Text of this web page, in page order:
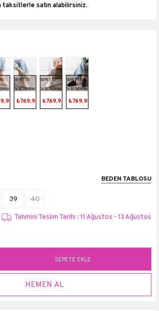
taksitlerle
SEPETTE
%30 İNDİRİM
₺769,93
SEPETTE
%30 İNDİRİM
₺769,93
SEPETTE
%30 İNDİRİM
₺769,93
BEDEN TABLOSU
39 40
Tahmini Teslim Tarihi : 11 Ağustos - 13 Ağustos